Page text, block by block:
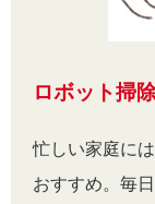
ロボット掃
忙しい家庭に
おすすめ。毎